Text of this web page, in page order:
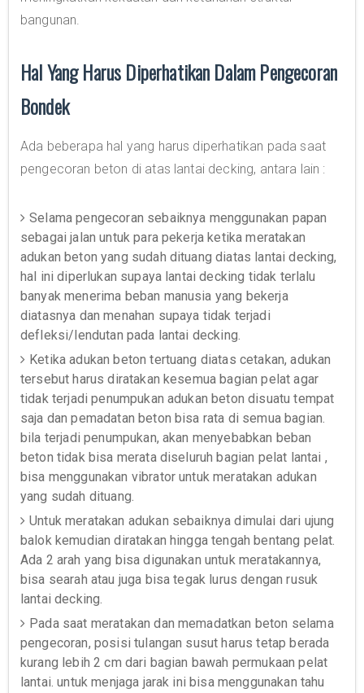
bangunan.
Hal Yang Harus Diperhatikan Dalam Pengecoran
Bondek
Ada beberapa hal yang harus diperhatikan pada saat
pengecoran beton di atas lantai decking, antara lain :
Selama pengecoran sebaiknya menggunakan papan
sebagai jalan untuk para pekerja ketika meratakan
adukan beton yang sudah dituang diatas lantai decking,
hal ini diperlukan supaya lantai decking tidak terlalu
banyak menerima beban manusia yang bekerja
diatasnya dan menahan supaya tidak terjadi
defleksi/lendutan pada lantai decking.
Ketika adukan beton tertuang diatas cetakan, adukan
tersebut harus diratakan kesemua bagian pelat agar
tidak terjadi penumpukan adukan beton disuatu tempat
saja dan pemadatan beton bisa rata di semua bagian.
bila terjadi penumpukan, akan menyebabkan beban
beton tidak bisa merata diseluruh bagian pelat lantai ,
bisa menggunakan vibrator untuk meratakan adukan
yang sudah dituang.
Untuk meratakan adukan sebaiknya dimulai dari ujung
balok kemudian diratakan hingga tengah bentang pelat.
Ada 2 arah yang bisa digunakan untuk meratakannya,
bisa searah atau juga bisa tegak lurus dengan rusuk
lantai decking.
Pada saat meratakan dan memadatkan beton selama
pengecoran, posisi tulangan susut harus tetap berada
kurang lebih 2 cm dari bagian bawah permukaan pelat
lantai. untuk menjaga jarak ini bisa menggunakan tahu